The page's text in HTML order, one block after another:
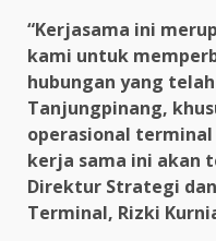
“Kerjasama ini
kami untuk
hubungan yang
Tanjungpinang,
operasional terminal
kerja sama ini akan
Direktur Strategi
Terminal, Rizki